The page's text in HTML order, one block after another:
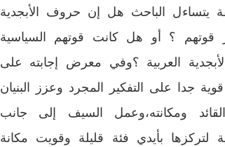
يتساءل الباحث هل إن حروف الأبجدية
قوتهم ؟ أو هل كانت قوتهم السياسية
العربية ؟وفي معرض إجابته على
جدا على التفكير المجرد وعزز البنيان
ومكانته،وعمل السيف إلى جانب
لتركزها بأيدي فئة قليلة وقويت مكانة